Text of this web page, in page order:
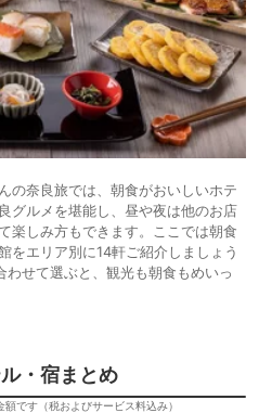
の奈良旅では、朝食がおいしいホテ
グルメを堪能し、昼や夜は他のお店
楽しみ方もできます。ここでは朝食
をエリア別に14軒ご紹介しましょう
せて選ぶと、観光も朝食もめいっ
・宿まとめ
です（税およびサービス料込み）